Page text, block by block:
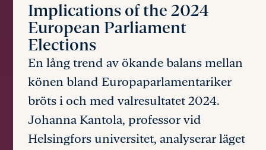
Implications of the 2024
European Parliament
Elections
En lång trend av ökande balans mellan
könen bland Europaparlamentariker
bröts i och med valresultatet 2024.
Johanna Kantola, professor vid
Helsingfors universitet, analyserar läget